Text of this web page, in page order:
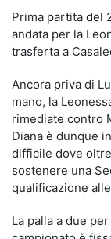
Prima partita del
andata per la
trasferta a
Ancora priva di
mano, la
rimediate contro
Diana è dunque
difficile dove
sostenere una
qualificazione
La palla a due